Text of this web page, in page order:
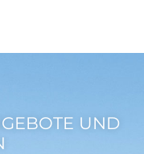
UND